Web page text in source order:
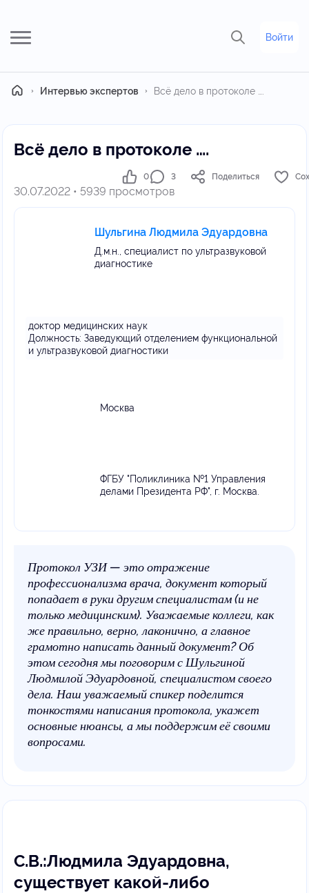
Войти
ГлавнаяИнтервью экспертов Всё дело в протоколе ….
Всё дело в протоколе ….
30.07.2022 • 5939 просмотров
0 3 Поделиться
Шульгина Людмила Эдуардовна
Д.м.н., специалист по ультразвуковой
диагностике
доктор медицинских наук
Должность: Заведующий отделением функциональной
и ультразвуковой диагностики
Москва
ФГБУ "Поликлиника №1 Управления
делами Президента РФ", г. Москва.
Протокол УЗИ — это отражение
профессионализма врача, документ который
попадает в руки другим специалистам (и не
только медицинским). Уважаемые коллеги, как
же правильно, верно, лаконично, а главное
грамотно написать данный документ? Об
этом сегодня мы поговорим с Шульгиной
Людмилой Эдуардовной, специалистом своего
дела. Наш уважаемый спикер поделится
тонкостями написания протокола, укажет
основные нюансы, а мы поддержим её своими
вопросами.
С.В.:Людмила Эдуардовна,
существует какой-либо